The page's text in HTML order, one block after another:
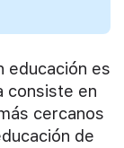
educación es
consiste en
cercanos
de